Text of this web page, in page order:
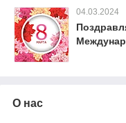
04.03.2024
О нас